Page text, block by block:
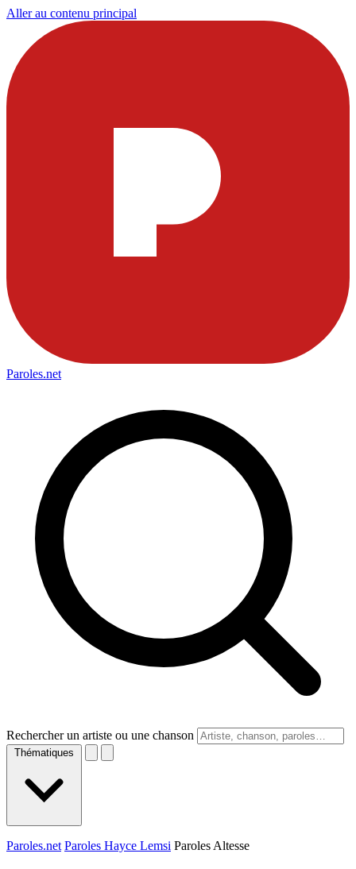
Aller au contenu principal
Paroles.net
Rechercher un artiste ou une chanson
Thématiques
Paroles.net Paroles Hayce Lemsi Paroles Altesse